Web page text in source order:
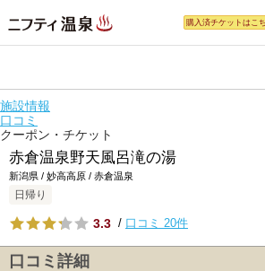
購入済チケットはこ
施設情報
口コミ
クーポン・チケット
赤倉温泉野天風呂滝の湯
新潟県 / 妙高高原 / 赤倉温泉
日帰り
3.3 / 口コミ 20件
口コミ詳細